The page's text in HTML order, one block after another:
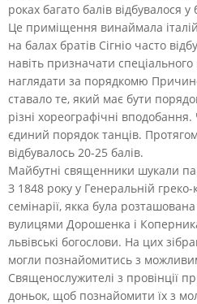
роках багато балів відбувалося
Це приміщення винаймала
на балах братів Сігніо часто
навіть призначати
наглядати за порядкомю
ставало те, який має бути
різні хореографічні
єдиний порядок танців.
відбувалось 20-25 балів.
Майбутні священники шукали
З 1848 року у Генеральній греко-
семінарії, якка була
вулицями Дорошенка і
львівські богослови. На цих
могли познайомитись з
Священослужителі з провінції
доньок, щоб познайомити їх з